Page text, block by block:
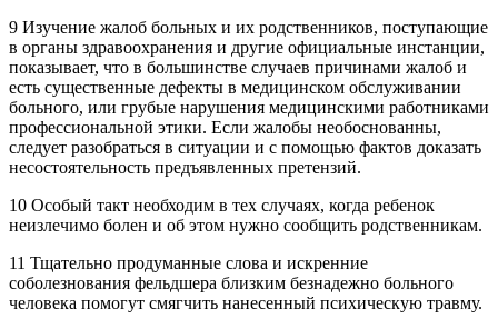
9 Изучение жалоб больных и их родственников, поступающие
в органы здравоохранения и другие официальные инстанции,
показывает, что в большинстве случаев причинами жалоб и
есть существенные дефекты в медицинском обслуживании
больного, или грубые нарушения медицинскими работниками
профессиональной этики. Если жалобы необоснованны,
следует разобраться в ситуации и с помощью фактов доказать
несостоятельность предъявленных претензий.
10 Особый такт необходим в тех случаях, когда ребенок
неизлечимо болен и об этом нужно сообщить родственникам.
11 Тщательно продуманные слова и искренние
соболезнования фельдшера близким безнадежно больного
человека помогут смягчить нанесенный психическую травму.